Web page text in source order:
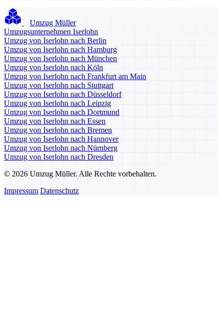
Umzug Müller
Umzugsunternehmen Iserlohn
Umzug von Iserlohn nach Berlin
Umzug von Iserlohn nach Hamburg
Umzug von Iserlohn nach München
Umzug von Iserlohn nach Köln
Umzug von Iserlohn nach Frankfurt am Main
Umzug von Iserlohn nach Stuttgart
Umzug von Iserlohn nach Düsseldorf
Umzug von Iserlohn nach Leipzig
Umzug von Iserlohn nach Dortmund
Umzug von Iserlohn nach Essen
Umzug von Iserlohn nach Bremen
Umzug von Iserlohn nach Hannover
Umzug von Iserlohn nach Nürnberg
Umzug von Iserlohn nach Dresden
© 2026 Umzug Müller. Alle Rechte vorbehalten.
Impressum Datenschutz